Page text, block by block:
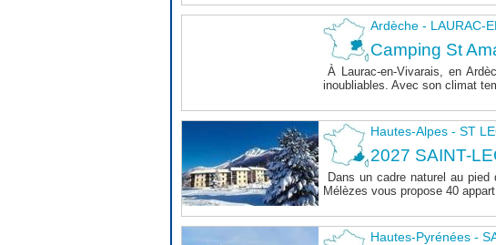
Ardèche - LAURAC-
Camping St
À Laurac-en-Vivarais, en
inoubliables. Avec son climat
Hautes-Alpes - ST
2027 SAINT-
Dans un cadre naturel au
Mélèzes vous propose 40
Hautes-Pyrénées -